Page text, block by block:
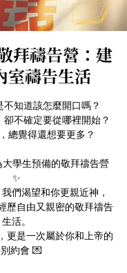
拜禱告營：建
室禱告生活
不知道該怎麼開口嗎？
卻不確定要從哪裡開始？
總覺得還想要更多？
大學生預備的敬拜禱告營
✨
們渴望和你更親近神，
歷自由又親密的敬拜禱告
生活。
更是一次屬於你和上帝的
約會 💌